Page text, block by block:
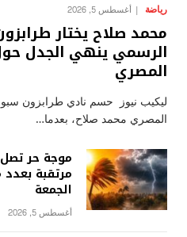
رياضة أغسطس 5, 2026
محمد صلاح يختار
الرسمي ينهي الجدل
المصري
ليكيب نيوز حسم نادي طرابزون
المصري محمد صلاح، بعدما…
مرتقبة
الجمعة
أغسطس 5, 2026